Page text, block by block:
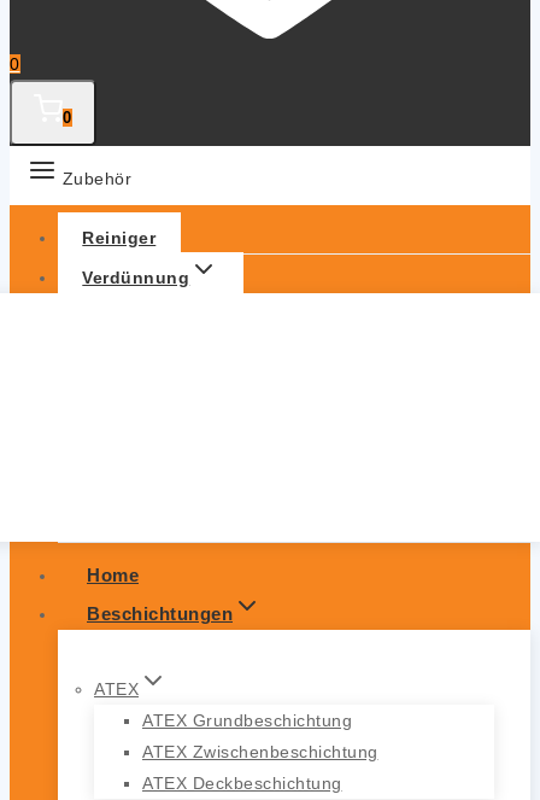
0
0
Zubehör
Reiniger
Verdünnung
Home
Beschichtungen
ATEX
ATEX Grundbeschichtung
ATEX Zwischenbeschichtung
ATEX Deckbeschichtung